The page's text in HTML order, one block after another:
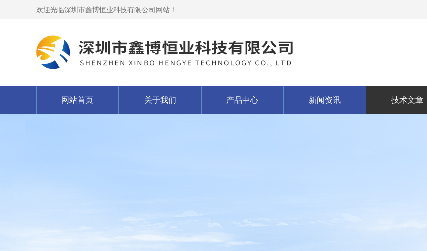
欢迎光临深圳市鑫博恒业科技有限公司网站！
网站首页 关于我们 产品中心 新闻资讯 技术文章